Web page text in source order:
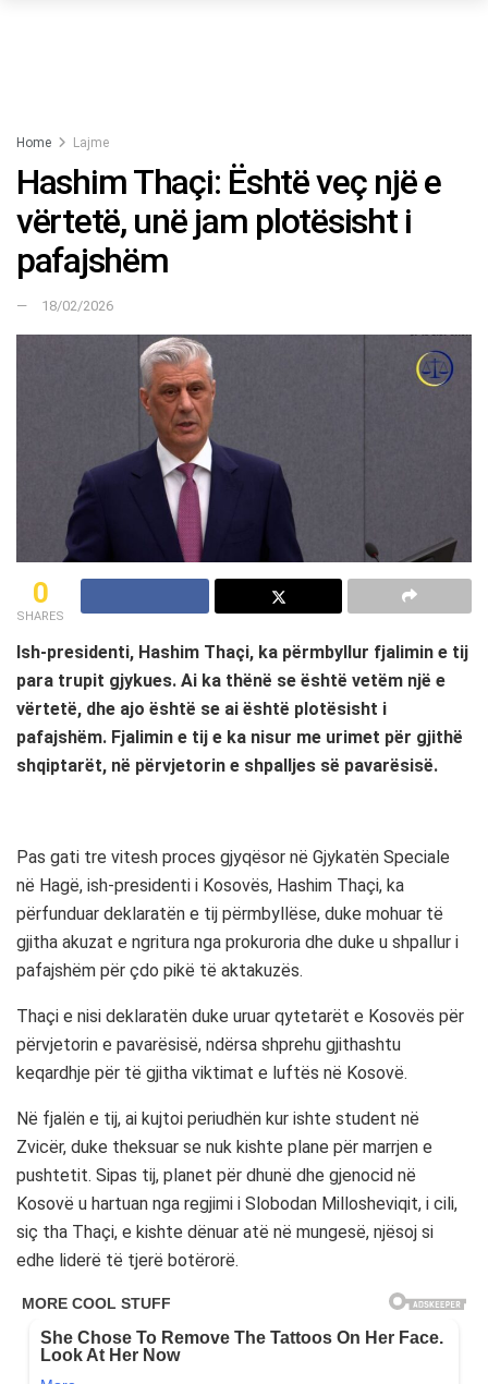
Home Lajme
Hashim Thaçi: Është veç një e
vërtetë, unë jam plotësisht i
pafajshëm
18/02/2026
0
SHARES
Ish-presidenti, Hashim Thaçi, ka përmbyllur fjalimin e tij
para trupit gjykues. Ai ka thënë se është vetëm një e
vërtetë, dhe ajo është se ai është plotësisht i
pafajshëm. Fjalimin e tij e ka nisur me urimet për gjithë
shqiptarët, në përvjetorin e shpalljes së pavarësisë.
Pas gati tre vitesh proces gjyqësor në Gjykatën Speciale
në Hagë, ish-presidenti i Kosovës, Hashim Thaçi, ka
përfunduar deklaratën e tij përmbyllëse, duke mohuar të
gjitha akuzat e ngritura nga prokuroria dhe duke u shpallur i
pafajshëm për çdo pikë të aktakuzës.
Thaçi e nisi deklaratën duke uruar qytetarët e Kosovës për
përvjetorin e pavarësisë, ndërsa shprehu gjithashtu
keqardhje për të gjitha viktimat e luftës në Kosovë.
Në fjalën e tij, ai kujtoi periudhën kur ishte student në
Zvicër, duke theksuar se nuk kishte plane për marrjen e
pushtetit. Sipas tij, planet për dhunë dhe gjenocid në
Kosovë u hartuan nga regjimi i Slobodan Millosheviqit, i cili,
siç tha Thaçi, e kishte dënuar atë në mungesë, njësoj si
edhe liderë të tjerë botërorë.